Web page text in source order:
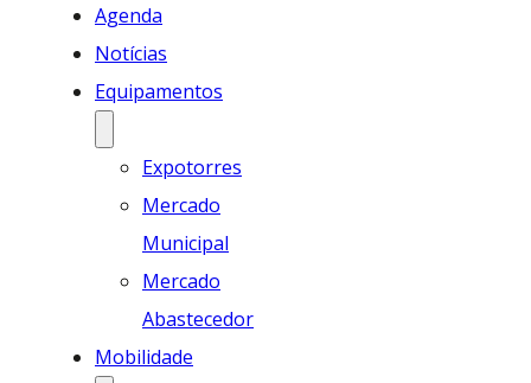
Agenda
Notícias
Equipamentos
Expotorres
Mercado
Municipal
Mercado
Abastecedor
Mobilidade